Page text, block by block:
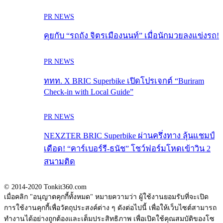
PR NEWS
คุยกับ “รถถัง จิตรเมืองนนท์” เมื่อนักมวยลงแข่งรถ!
PR NEWS
ททท. X BRIC Superbike เปิดโปรเจกต์ “Buriram
Check-in with Local Guide”
PR NEWS
NEXZTER BRIC Superbike ผ่านครึ่งทาง ลุ้นแชมป์
เดือด! “คาร์เบอร์รี-ธนัช” โชว์ฟอร์มโหดเข้าวิน 2
สนามติด
© 2014-2020 Tonkit360.com
เมื่อคลิก "อนุญาตคุกกี้ทั้งหมด" หมายความว่า ผู้ใช้งานยอมรับที่จะเปิด
การใช้งานคุกกี้เพื่อวัตถุประสงค์ต่าง ๆ ดังต่อไปนี้ เพื่อให้เว็บไซต์สามารถ
ทำงานได้อย่างถูกต้องและเต็มประสิทธิภาพ เพื่อเปิดใช้คุณสมบัติของโซ